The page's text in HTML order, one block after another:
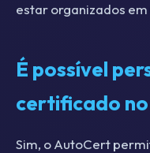
estar organizados
É possível
certificado
Sim, o AutoCert